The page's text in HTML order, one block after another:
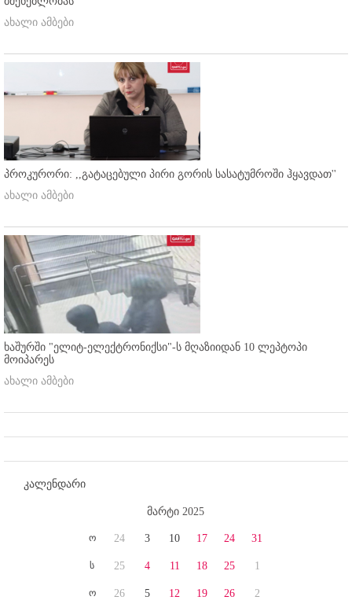
ახალი ამბები
პროკურორი: ,,გატაცებული პირი გორის სასატუმროში ჰყავდათ''
ახალი ამბები
ხაშურში "ელიტ-ელექტრონიქსი"-ს მღაზიიდან 10 ლეპტოპი
მოიპარეს
ახალი ამბები
კალენდარი
მარტი 2025
ო
ს
ო
24
25
26
3
4
5
10
11
12
17
18
19
24
25
26
31
1
2